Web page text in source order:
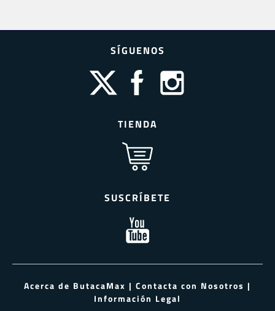
SÍGUENOS
TIENDA
SUSCRÍBETE
Acerca de ButacaMax | Contacta con Nosotros |
Información Legal